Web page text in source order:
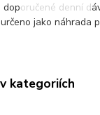
denní
jako náhrada
kategoriích